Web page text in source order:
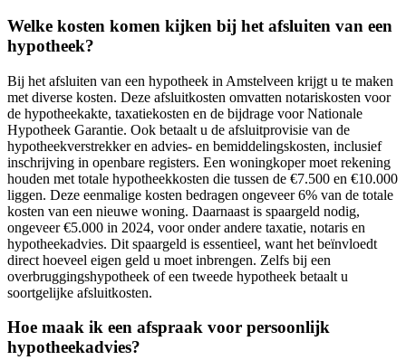
Welke kosten komen kijken bij het afsluiten van een
hypotheek?
Bij het afsluiten van een hypotheek in Amstelveen krijgt u te maken
met diverse kosten. Deze afsluitkosten omvatten notariskosten voor
de hypotheekakte, taxatiekosten en de bijdrage voor Nationale
Hypotheek Garantie. Ook betaalt u de afsluitprovisie van de
hypotheekverstrekker en advies- en bemiddelingskosten, inclusief
inschrijving in openbare registers. Een woningkoper moet rekening
houden met totale hypotheekkosten die tussen de €7.500 en €10.000
liggen. Deze eenmalige kosten bedragen ongeveer 6% van de totale
kosten van een nieuwe woning. Daarnaast is spaargeld nodig,
ongeveer €5.000 in 2024, voor onder andere taxatie, notaris en
hypotheekadvies. Dit spaargeld is essentieel, want het beïnvloedt
direct hoeveel eigen geld u moet inbrengen. Zelfs bij een
overbruggingshypotheek of een tweede hypotheek betaalt u
soortgelijke afsluitkosten.
Hoe maak ik een afspraak voor persoonlijk
hypotheekadvies?